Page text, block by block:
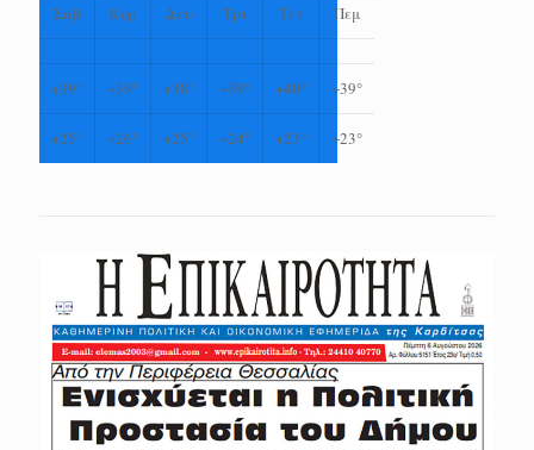
Σαβ
Κυρ Δευ Τρι Τετ Πεμ
+39° +39° +38° +39° +40° +39°
+25° +26° +25° +24° +23° +23°